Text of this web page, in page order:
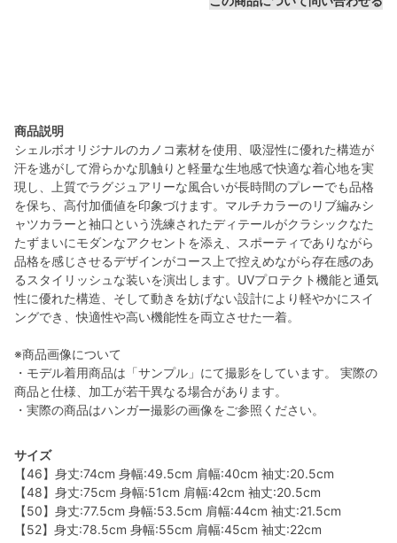
商品説明
シェルボオリジナルのカノコ素材を使用、吸湿性に優れた構造が
汗を逃がして滑らかな肌触りと軽量な生地感で快適な着心地を実
現し、上質でラグジュアリーな風合いが長時間のプレーでも品格
を保ち、高付加価値を印象づけます。マルチカラーのリブ編みシ
ャツカラーと袖口という洗練されたディテールがクラシックなた
たずまいにモダンなアクセントを添え、スポーティでありながら
品格を感じさせるデザインがコース上で控えめながら存在感のあ
るスタイリッシュな装いを演出します。UVプロテクト機能と通気
性に優れた構造、そして動きを妨げない設計により軽やかにスイ
ングでき、快適性や高い機能性を両立させた一着。
※商品画像について
・モデル着用商品は「サンプル」にて撮影をしています。 実際の
商品と仕様、加工が若干異なる場合があります。
・実際の商品はハンガー撮影の画像をご参照ください。
サイズ
【46】身丈:74cm 身幅:49.5cm 肩幅:40cm 袖丈:20.5cm
【48】身丈:75cm 身幅:51cm 肩幅:42cm 袖丈:20.5cm
【50】身丈:77.5cm 身幅:53.5cm 肩幅:44cm 袖丈:21.5cm
【52】身丈:78.5cm 身幅:55cm 肩幅:45cm 袖丈:22cm